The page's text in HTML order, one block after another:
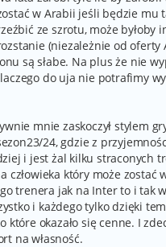
w Arabii jeśli będzie mu
ze szrotu, może
(niezależnie od
są słabe. Na plus że nie
do uja nie potrafimy
mnie zaskoczył stylem
24, gdzie z
i jest żal kilku straconych
człowieka który może
trenera jak na Inter to i tak
i każdego tylko dzięki
które okazało się cenne. I
na własność.